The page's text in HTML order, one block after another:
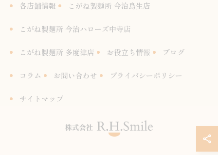
各店舗情報 こがね製麺所 今治鳥生店
こがね製麺所 今治ハローズ中寺店
こがね製麺所 多度津店 お役立ち情報 ブログ
コラム お問い合わせ プライバシーポリシー
サイトマップ